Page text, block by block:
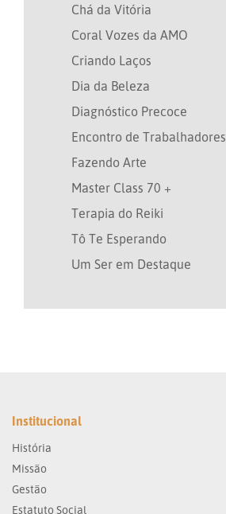
Chá da Vitória
Coral Vozes da AMO
Criando Laços
Dia da Beleza
Diagnóstico Precoce
Encontro de Trabalhadores
Fazendo Arte
Master Class 70 +
Terapia do Reiki
Tô Te Esperando
Um Ser em Destaque
Institucional
História
Missão
Gestão
Estatuto Social